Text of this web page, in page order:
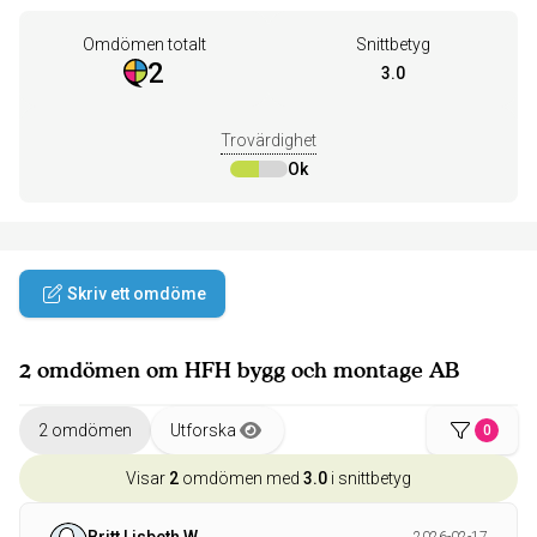
Omdömen totalt
2
Snittbetyg
3.0
Trovärdighet
Ok
Skriv ett omdöme
2 omdömen om HFH bygg och montage AB
2 omdömen Utforska 0
Visar 2 omdömen med 3.0 i snittbetyg